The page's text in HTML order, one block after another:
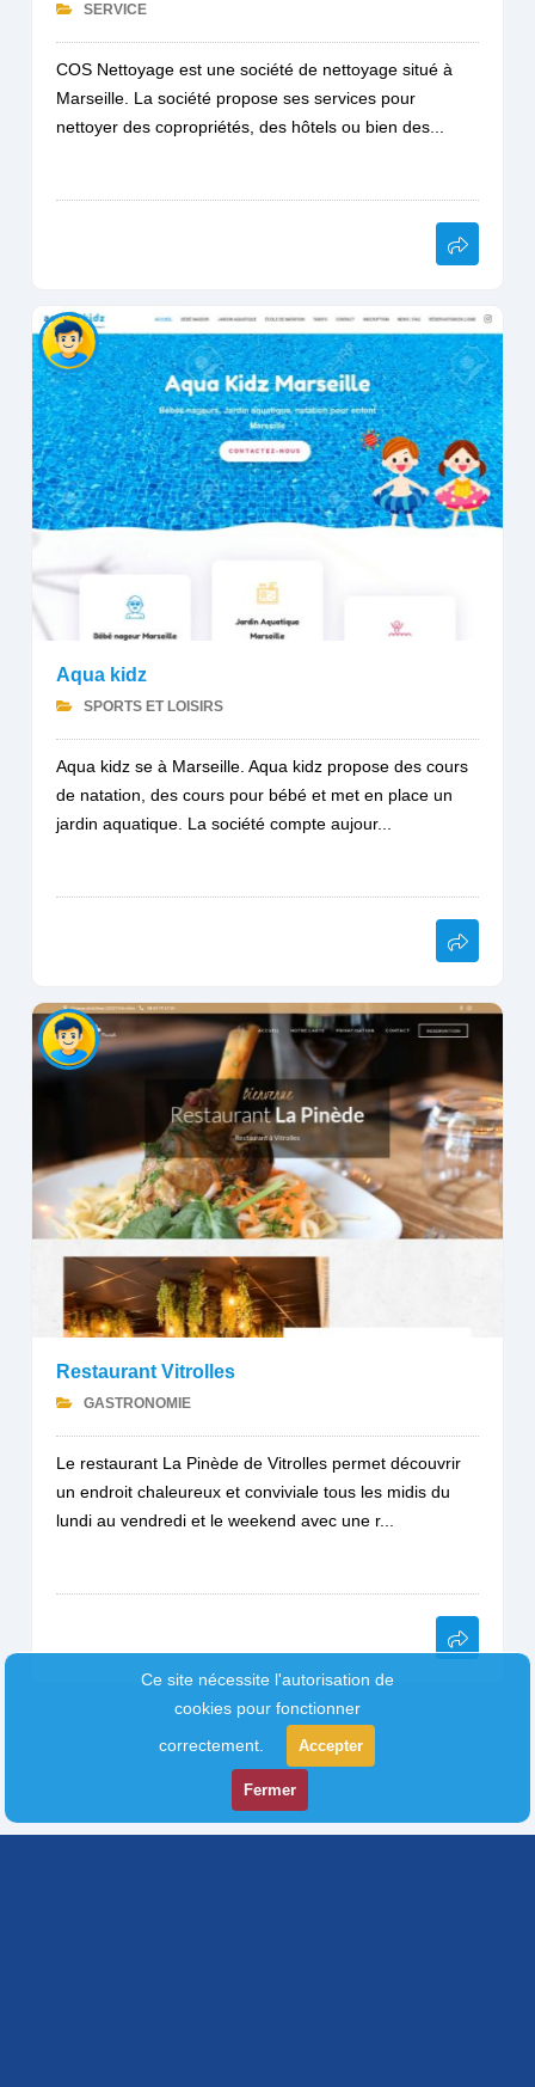
SERVICE
COS Nettoyage est une société de nettoyage situé à
Marseille. La société propose ses services pour
nettoyer des copropriétés, des hôtels ou bien des...
Aqua kidz
SPORTS ET LOISIRS
Aqua kidz se à Marseille. Aqua kidz propose des cours
de natation, des cours pour bébé et met en place un
jardin aquatique. La société compte aujour...
Restaurant Vitrolles
GASTRONOMIE
Le restaurant La Pinède de Vitrolles permet découvrir
un endroit chaleureux et conviviale tous les midis du
lundi au vendredi et le weekend avec une r...
Ce site nécessite l'autorisation de
cookies pour fonctionner
correctement.
Accepter
Fermer